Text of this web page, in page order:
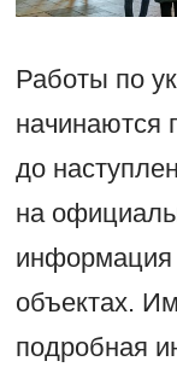
Работы по
начинаются
до
на
информация
объектах.
подробная